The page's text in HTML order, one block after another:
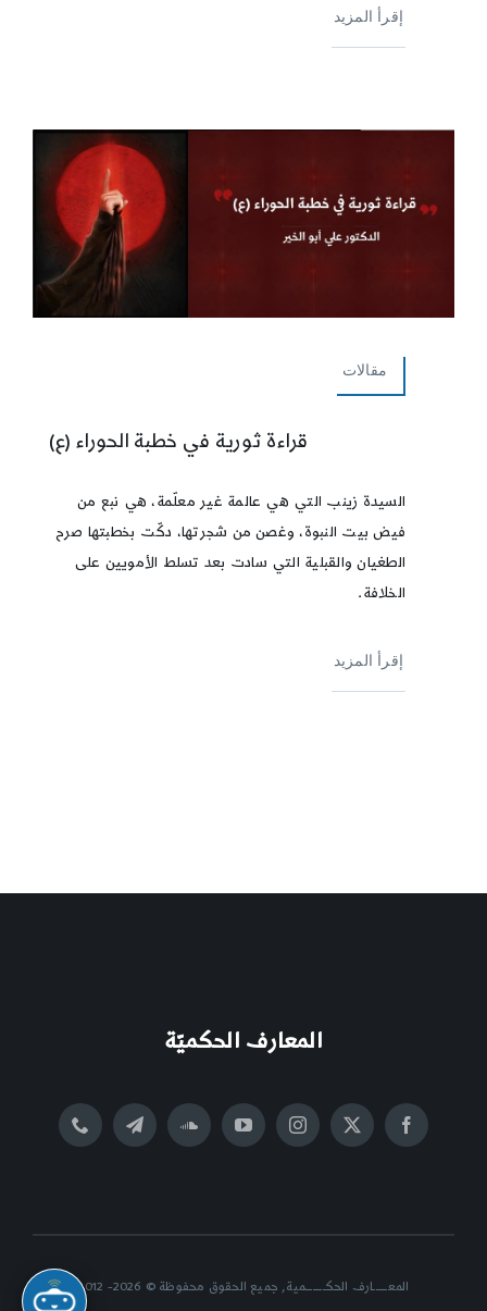
إقرأ المزيد
مقالات
قراءة ثورية في خطبة الحوراء (ع)
السيدة زينب التي هي عالمة غير معلّمة، هي نبع من
فيض بيت النبوة، وغصن من شجرتها، دكّت بخطبتها صرح
الطغيان والقبلية التي سادت بعد تسلط الأمويين على
الخلافة.
إقرأ المزيد
المعارف الحكميّة
المعــــــارف الحكــــــــمية, جميع الحقوق محفوظة © 2026- 2012